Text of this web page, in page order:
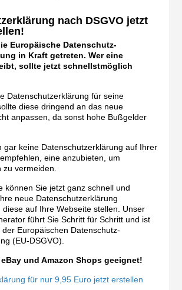
nach DSGVO jetzt
Europäische Datenschutz-
in Kraft getreten. Wer eine
sollte jetzt schnellstmöglich
Datenschutzerklärung für seine
diese dringend an das neue
anpassen, da sonst hohe Bußgelder
gar keine Datenschutzerklärung auf Ihrer
eine anzubieten, um
vermeiden.
können Sie jetzt ganz schnell und
neue Datenschutzerklärung
auf Ihre Webseite stellen. Unser
führt Sie Schritt für Schritt und ist
der Europäischen Datenschutz-
(EU-DSGVO).
und Amazon Shops geeignet!
für nur 9,95 Euro jetzt erstellen